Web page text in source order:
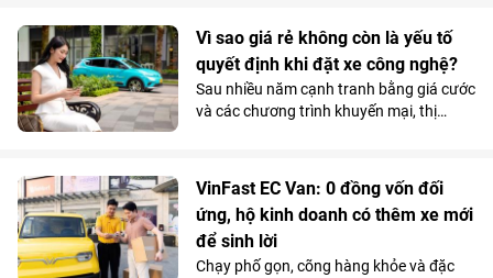
lược hồi sức cá thể hóa, hạn chế tối đa
các can thiệp xâm lấn nguy hiểm.
Vì sao giá rẻ không còn là yếu tố
quyết định khi đặt xe công nghệ?
Sau nhiều năm cạnh tranh bằng giá cước
và các chương trình khuyến mại, thị
lệch giá giữa các nền tảng ngày càng thu
hẹp, người dùng có xu hướng quan tâm
nhiều hơn đến những yếu tố như thời
gian xe đón, chất lượng phương tiện hay
sự ổn định của dịch vụ.
VinFast EC Van: 0 đồng vốn đối
ứng, hộ kinh doanh có thêm xe mới
để sinh lời
Chạy phố gọn, cõng hàng khỏe và đặc